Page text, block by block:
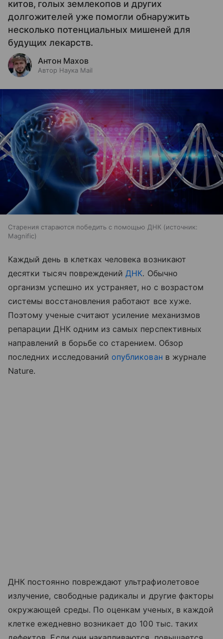
китов, голых землекопов и других
долгожителей уже помогли обнаружить
несколько потенциальных мишеней для
будущих лекарств.
Антон Махов
Автор Наука Mail
Старения стараются победить с помощью ДНК
источник:
Magnific
Каждый день в клетках человека возникают
десятки тысяч поврежденийДНК. Обычно
организм успешно их устраняет, но с возрастом
системы восстановления работают все хуже.
Поэтому ученые считают усиление механизмов
репарации ДНК одним из самых перспективных
направлений в борьбе со старением. Обзор
последних исследований опубликован в журнале
Nature.
ДНК постоянно повреждают ультрафиолетовое
излучение, свободные радикалы и другие факторы
окружающей среды. По оценкам ученых, в каждой
клетке ежедневно возникает до 100 тыс. таких